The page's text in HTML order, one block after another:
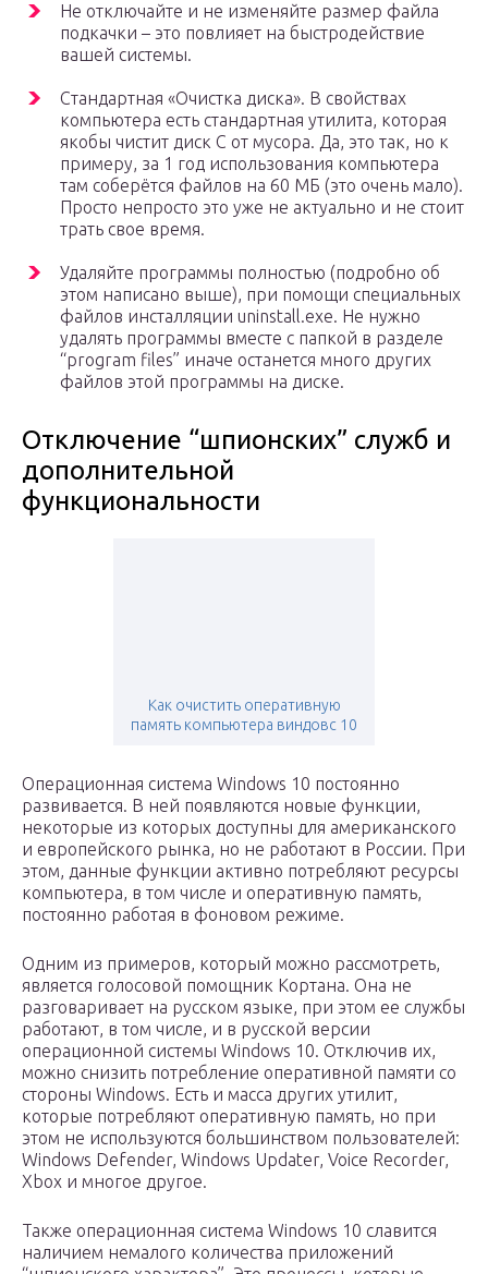
Не отключайте и не изменяйте размер файла
подкачки – это повлияет на быстродействие
вашей системы.
Стандартная «Очистка диска». В свойствах
компьютера есть стандартная утилита, которая
якобы чистит диск С от мусора. Да, это так, но к
примеру, за 1 год использования компьютера
там соберётся файлов на 60 МБ (это очень мало).
Просто непросто это уже не актуально и не стоит
трать свое время.
Удаляйте программы полностью (подробно об
этом написано выше), при помощи специальных
файлов инсталляции uninstall.exe. Не нужно
удалять программы вместе с папкой в разделе
“program files” иначе останется много других
файлов этой программы на диске.
Отключение “шпионских” служб и
дополнительной
функциональности
Как очистить оперативную
память компьютера виндовс 10
Операционная система Windows 10 постоянно
развивается. В ней появляются новые функции,
некоторые из которых доступны для американского
и европейского рынка, но не работают в России. При
этом, данные функции активно потребляют ресурсы
компьютера, в том числе и оперативную память,
постоянно работая в фоновом режиме.
Одним из примеров, который можно рассмотреть,
является голосовой помощник Кортана. Она не
разговаривает на русском языке, при этом ее службы
работают, в том числе, и в русской версии
операционной системы Windows 10. Отключив их,
можно снизить потребление оперативной памяти со
стороны Windows. Есть и масса других утилит,
которые потребляют оперативную память, но при
этом не используются большинством пользователей:
Windows Defender, Windows Updater, Voice Recorder,
Xbox и многое другое.
Также операционная система Windows 10 славится
наличием немалого количества приложений